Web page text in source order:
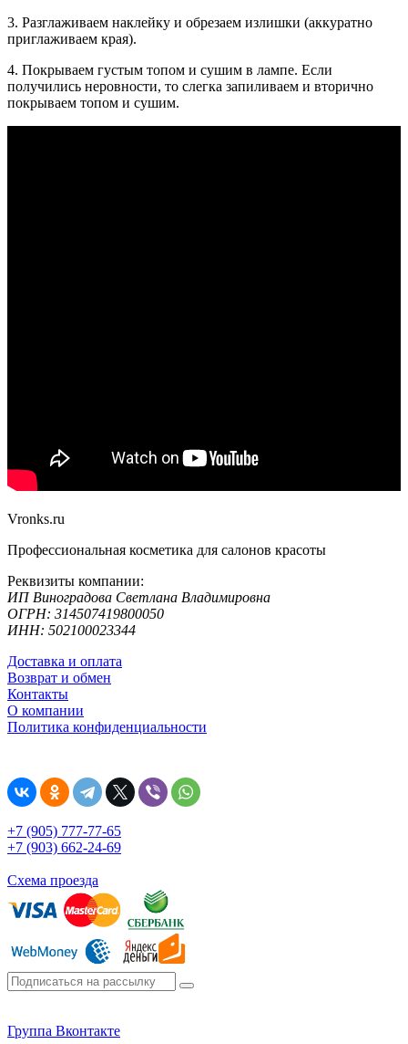
3. Разглаживаем наклейку и обрезаем излишки (аккуратно
приглаживаем края).
4. Покрываем густым топом и сушим в лампе. Если
получились неровности, то слегка запиливаем и вторично
покрываем топом и сушим.
Vronks.ru
Профессиональная косметика для салонов красоты
Реквизиты компании:
ИП Виноградова Светлана Владимировна
ОГРН: 314507419800050
ИНН: 502100023344
Доставка и оплата
Возврат и обмен
Контакты
О компании
Политика конфиденциальности
+7 (905) 777-77-65
+7 (903) 662-24-69
Схема проезда
Группа Вконтакте